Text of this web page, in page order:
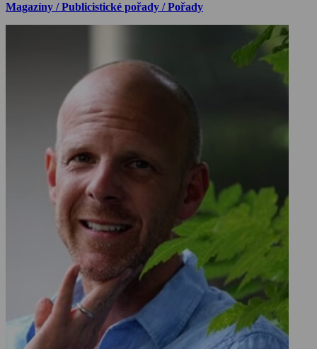
Magazíny / Publicistické pořady / Pořady